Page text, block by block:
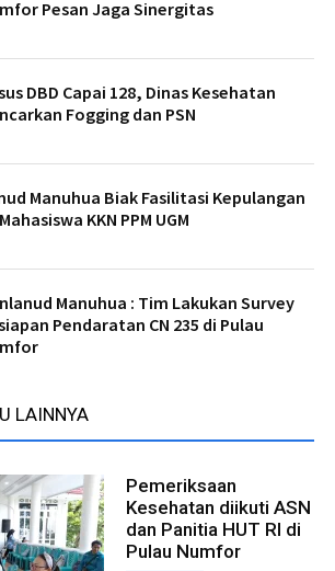
Pesan Jaga Sinergitas
DBD Capai 128, Dinas Kesehatan
Fogging dan PSN
Manuhua Biak Fasilitasi Kepulangan
KKN PPM UGM
Manuhua : Tim Lakukan Survey
Pendaratan CN 235 di Pulau
LAINNYA
Pemeriksaan
Kesehatan diikuti ASN
dan Panitia HUT RI di
Pulau Numfor